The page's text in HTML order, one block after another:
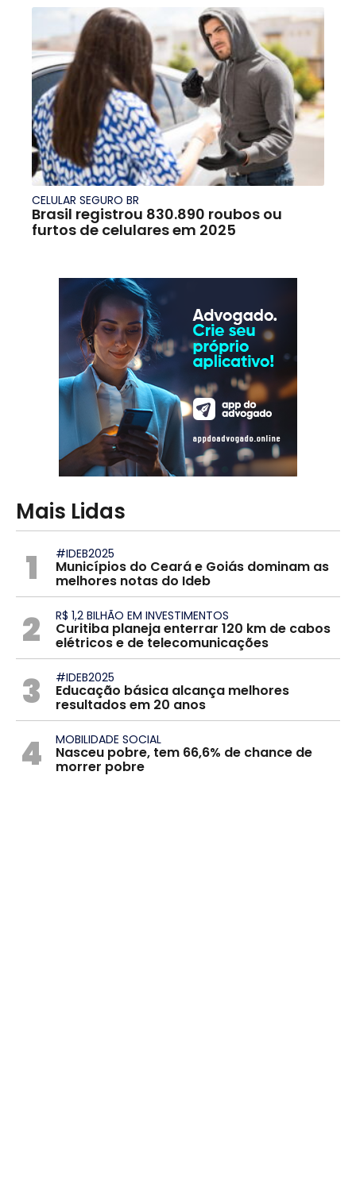
CELULAR SEGURO BR
Brasil registrou 830.890 roubos ou
furtos de celulares em 2025
Mais Lidas
1 #IDEB2025
Municípios do Ceará e Goiás dominam as
melhores notas do Ideb
2 R$ 1,2 BILHÃO EM INVESTIMENTOS
Curitiba planeja enterrar 120 km de cabos
elétricos e de telecomunicações
3 #IDEB2025
Educação básica alcança melhores
resultados em 20 anos
4 MOBILIDADE SOCIAL
Nasceu pobre, tem 66,6% de chance de
morrer pobre